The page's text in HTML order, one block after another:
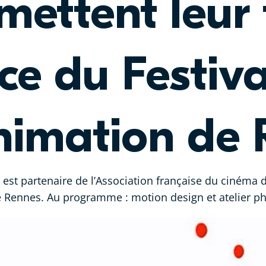
du
de
partenaire de l’Association française du cinéma
Rennes. Au programme : motion design et atelier